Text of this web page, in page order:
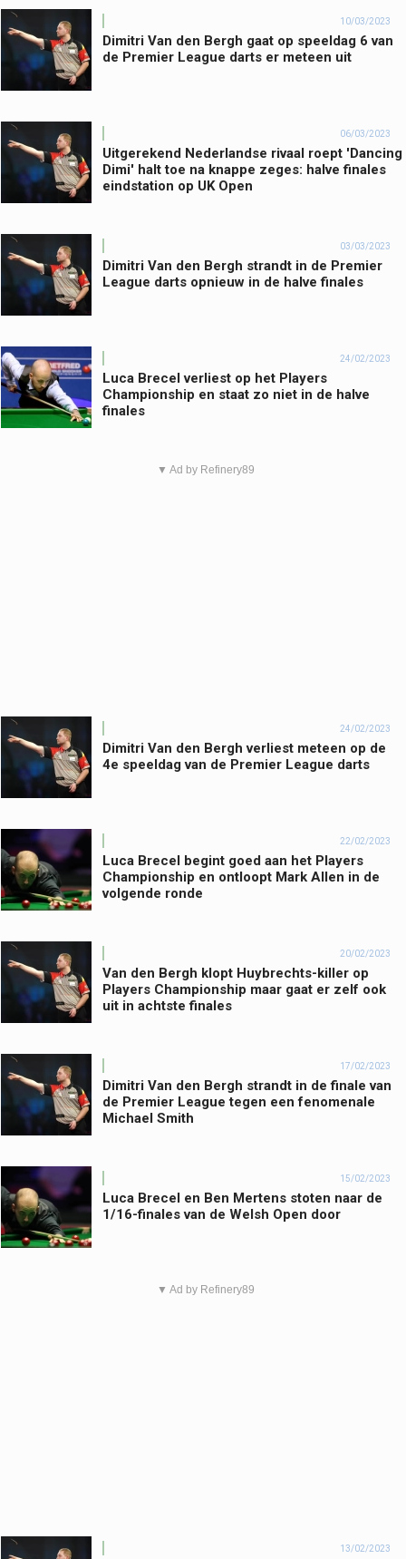
10/03/2023
Dimitri Van den Bergh gaat op speeldag 6 van
de Premier League darts er meteen uit
06/03/2023
Uitgerekend Nederlandse rivaal roept 'Dancing
Dimi' halt toe na knappe zeges: halve finales
eindstation op UK Open
03/03/2023
Dimitri Van den Bergh strandt in de Premier
League darts opnieuw in de halve finales
24/02/2023
Luca Brecel verliest op het Players
Championship en staat zo niet in de halve
finales
▼ Ad by Refinery89
24/02/2023
Dimitri Van den Bergh verliest meteen op de
4e speeldag van de Premier League darts
22/02/2023
Luca Brecel begint goed aan het Players
Championship en ontloopt Mark Allen in de
volgende ronde
20/02/2023
Van den Bergh klopt Huybrechts-killer op
Players Championship maar gaat er zelf ook
uit in achtste finales
17/02/2023
Dimitri Van den Bergh strandt in de finale van
de Premier League tegen een fenomenale
Michael Smith
15/02/2023
Luca Brecel en Ben Mertens stoten naar de
1/16-finales van de Welsh Open door
▼ Ad by Refinery89
13/02/2023